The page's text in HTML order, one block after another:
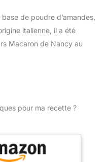
de poudre d’amandes,
italienne, il a été
Macaron de Nancy au
pour ma recette ?